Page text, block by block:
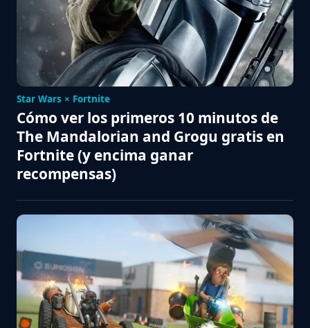
Star Wars × Fortnite
Cómo ver los primeros 10 minutos de
The Mandalorian and Grogu gratis en
Fortnite (y encima ganar
recompensas)